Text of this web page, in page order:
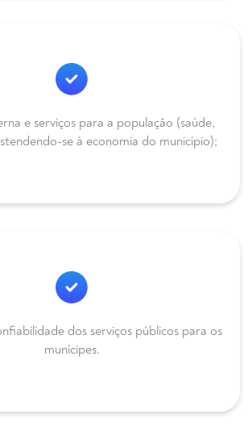
e serviços para a população (saúde,
se à economia do município);
dos serviços públicos para os
munícipes.